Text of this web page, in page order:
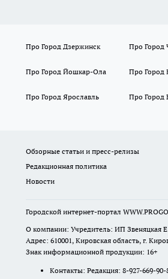
Про Город Дзержинск Про Город
Про Город Йошкар-Ола Про Город
Про Город Ярославль Про Город
Обзорные статьи и пресс-релизы
Редакционная политика
Новости
Городской интернет-портал
О компании: Учредитель: ИП Звеняцкая
Адрес: 610001, Кировская область, г.
Знак информационной продукции: 16+
Контакты: Редакция: 8-927-669-